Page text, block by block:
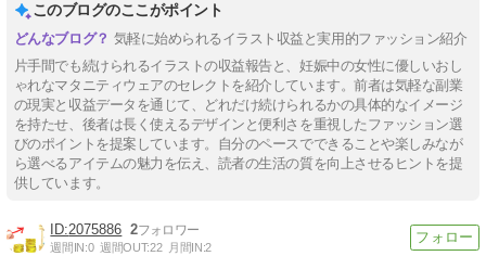
このブログのここがポイント
気軽に始められるイラスト収益と実用的ファッション紹介
片手間でも続けられるイラストの収益報告と、妊娠中の女性に優しいおし
ゃれなマタニティウェアのセレクトを紹介しています。前者は気軽な副業
の現実と収益データを通じて、どれだけ続けられるかの具体的なイメージ
を持たせ、後者は長く使えるデザインと便利さを重視したファッション選
びのポイントを提案しています。自分のペースでできることや楽しみなが
ら選べるアイテムの魅力を伝え、読者の生活の質を向上させるヒントを提
供しています。
2075886 2
週間IN:0 週間OUT:22 月間IN:2